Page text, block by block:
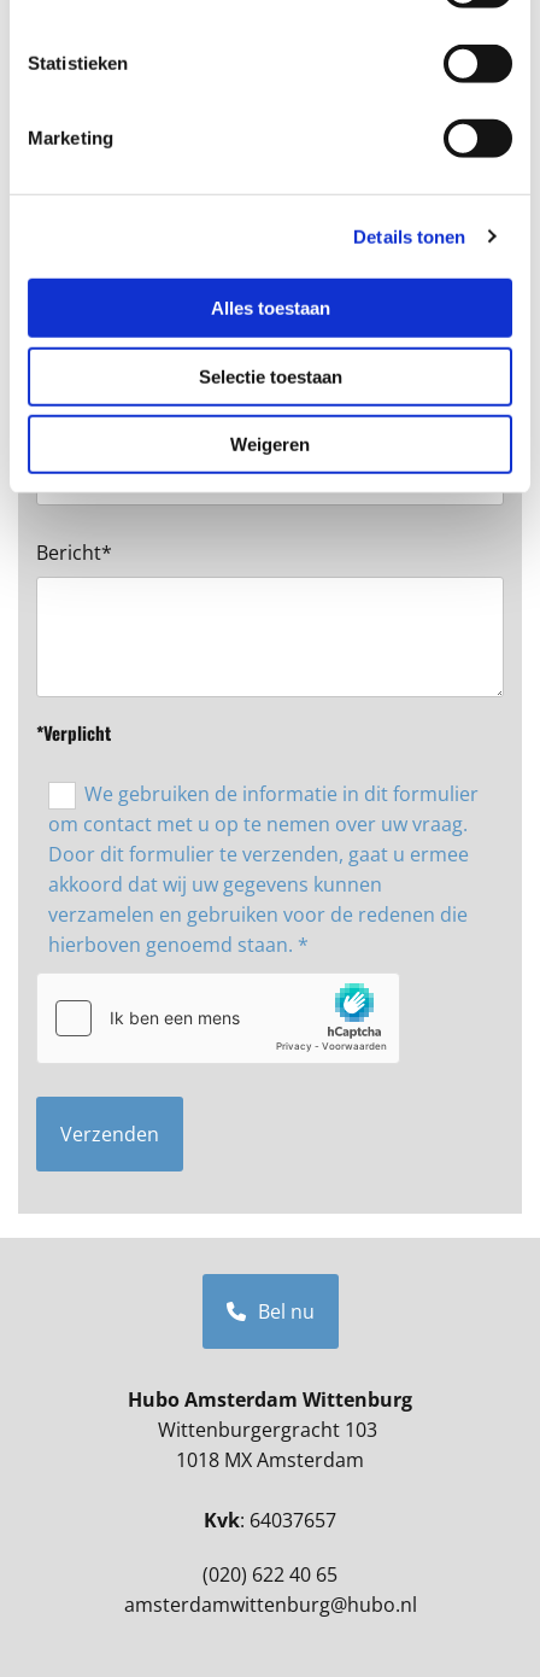
Statistieken
Marketing
Details tonen
Alles toestaan
Selectie toestaan
Weigeren
Adres
Bericht*
*Verplicht
We gebruiken de informatie in dit formulier
om contact met u op te nemen over uw vraag.
Door dit formulier te verzenden, gaat u ermee
akkoord dat wij uw gegevens kunnen
verzamelen en gebruiken voor de redenen die
hierboven genoemd staan. *
Bel nu
Hubo Amsterdam Wittenburg
Wittenburgergracht 103
1018 MX Amsterdam
Kvk: 64037657
(020) 622 40 65
amsterdamwittenburg@hubo.nl